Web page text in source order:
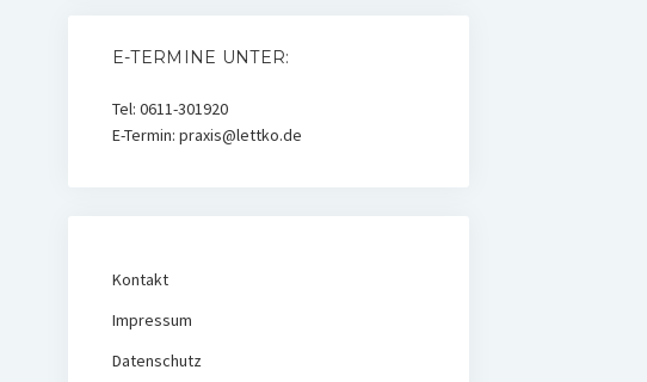
E-TERMINE UNTER:
Tel: 0611-301920
E-Termin: praxis@lettko.de
Kontakt
Impressum
Datenschutz